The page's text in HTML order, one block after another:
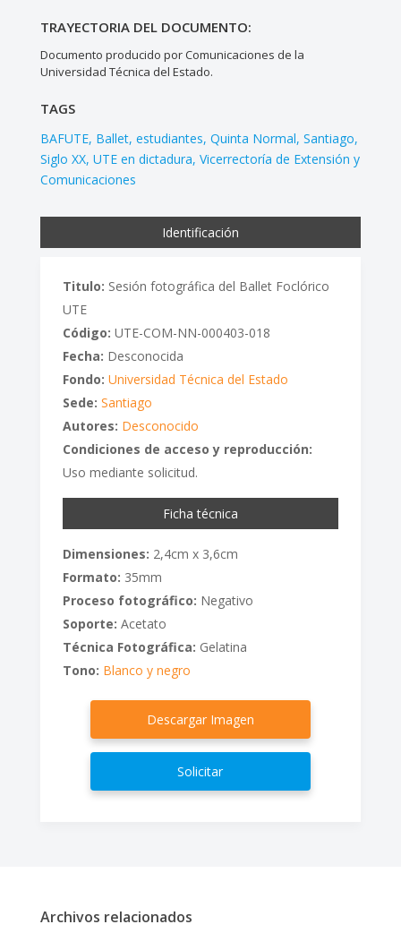
TRAYECTORIA DEL DOCUMENTO:
Documento producido por Comunicaciones de la
Universidad Técnica del Estado.
TAGS
BAFUTE Ballet estudiantes Quinta Normal Santiago
Siglo XX UTE en dictadura Vicerrectoría de Extensión y
Comunicaciones
Identificación
Titulo: Sesión fotográfica del Ballet Foclórico
UTE
Código: UTE-COM-NN-000403-018
Fecha: Desconocida
Fondo: Universidad Técnica del Estado
Sede: Santiago
Autores: Desconocido
Condiciones de acceso y reproducción:
Uso mediante solicitud.
Ficha técnica
Dimensiones: 2,4cm x 3,6cm
Formato: 35mm
Proceso fotográfico: Negativo
Soporte: Acetato
Técnica Fotográfica: Gelatina
Tono: Blanco y negro
Descargar Imagen
Solicitar
Archivos relacionados